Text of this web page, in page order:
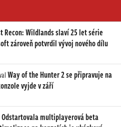
Recon: Wildlands slaví 25 let série
zároveň potvrdil vývoj nového dílu
Way of the Hunter 2 se připravuje na
vyjde v září
Odstartovala multiplayerová beta